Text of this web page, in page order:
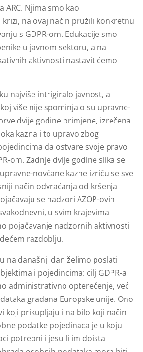
ARC. Njima smo kao
na ovaj način pružili konkretnu
s GDPR-om. Edukacije smo
u javnom sektoru, a na
aktivnosti nastavit ćemo
najviše intrigiralo javnost, a
više nije spominjalo su upravne-
dvije godine primjene, izrečena
kazna i to upravo zbog
da ostvare svoje pravo
om. Zadnje dvije godine slika se
novčane kazne izriču se sve
način odvraćanja od kršenja
se nadzori AZOP-ovih
u svim krajevima
pojačavanje nadzornih aktivnosti
razdoblju.
na današnji dan želimo poslati
i pojedincima: cilj GDPR-a
administrativno opterećenje, već
građana Europske unije. Ono
koji prikupljaju i na bilo koji način
podatke pojedinaca je u koju
potrebni i jesu li im doista